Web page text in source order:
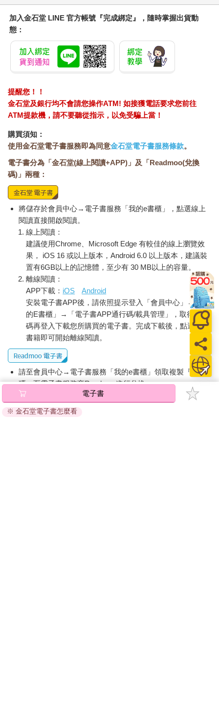
加入金石堂 LINE 官方帳號『完成綁定』，隨時掌握出貨動
態：
提醒您！！
金石堂及銀行均不會請您操作ATM! 如接獲電話要求您前往
ATM提款機，請不要聽從指示，以免受騙上當！
購買須知：
使用金石堂電子書服務即為同意金石堂電子書服務條款。
電子書分為「金石堂(線上閱讀+APP)」及「Readmoo(兌換
碼)」兩種：
將儲存於會員中心→電子書服務「我的e書櫃」，點選線上
閱讀直接開啟閱讀。
線上閱讀：
建議使用Chrome、Microsoft Edge 有較佳的線上瀏覽效
果， iOS 16 或以上版本，Android 6.0 以上版本，建議裝
置有6GB以上的記憶體，至少有 30 MB以上的容量。
離線閱讀：
APP下載： iOS
Android
安裝電子書APP後，請依照提示登入「會員中心」→「我
的E書櫃」→「電子書APP通行碼/載具管理」，取得通行
碼再登入下載您所購買的電子書。完成下載後，點選任一
書籍即可開始離線閱讀。
請至會員中心→電子書服務「我的e書櫃」領取複製『兌換
碼』至電子書服務商Readmoo進行兌換。
退換貨須知：
因版權保護，您在金石堂所購買的電子書僅能以金石堂專屬
電子書
※ 金石堂電子書怎麼看